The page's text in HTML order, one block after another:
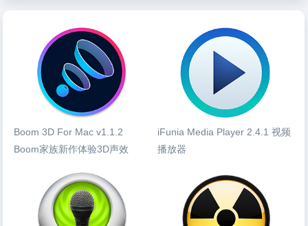
Boom 3D For Mac v1.1.2
Boom家族新作体验3D声效
iFunia Media Player 2.4.1 视频
播放器